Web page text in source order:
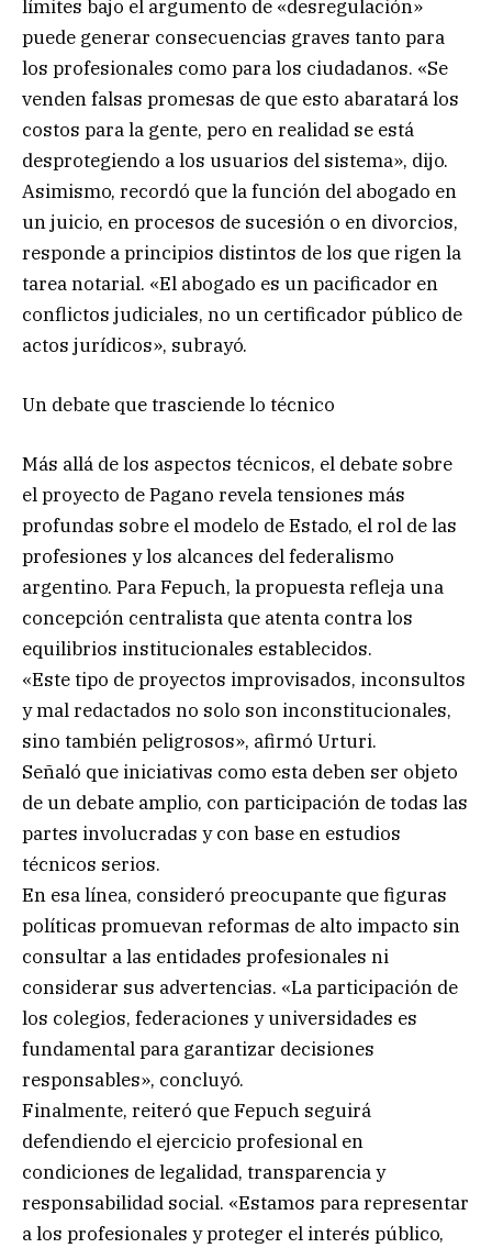
límites bajo el argumento de «desregulación»
puede generar consecuencias graves tanto para
los profesionales como para los ciudadanos. «Se
venden falsas promesas de que esto abaratará los
costos para la gente, pero en realidad se está
desprotegiendo a los usuarios del sistema», dijo.
Asimismo, recordó que la función del abogado en
un juicio, en procesos de sucesión o en divorcios,
responde a principios distintos de los que rigen la
tarea notarial. «El abogado es un pacificador en
conflictos judiciales, no un certificador público de
actos jurídicos», subrayó.
Un debate que trasciende lo técnico
Más allá de los aspectos técnicos, el debate sobre
el proyecto de Pagano revela tensiones más
profundas sobre el modelo de Estado, el rol de las
profesiones y los alcances del federalismo
argentino. Para Fepuch, la propuesta refleja una
concepción centralista que atenta contra los
equilibrios institucionales establecidos.
«Este tipo de proyectos improvisados, inconsultos
y mal redactados no solo son inconstitucionales,
sino también peligrosos», afirmó Urturi.
Señaló que iniciativas como esta deben ser objeto
de un debate amplio, con participación de todas las
partes involucradas y con base en estudios
técnicos serios.
En esa línea, consideró preocupante que figuras
políticas promuevan reformas de alto impacto sin
consultar a las entidades profesionales ni
considerar sus advertencias. «La participación de
los colegios, federaciones y universidades es
fundamental para garantizar decisiones
responsables», concluyó.
Finalmente, reiteró que Fepuch seguirá
defendiendo el ejercicio profesional en
condiciones de legalidad, transparencia y
responsabilidad social. «Estamos para representar
a los profesionales y proteger el interés público,